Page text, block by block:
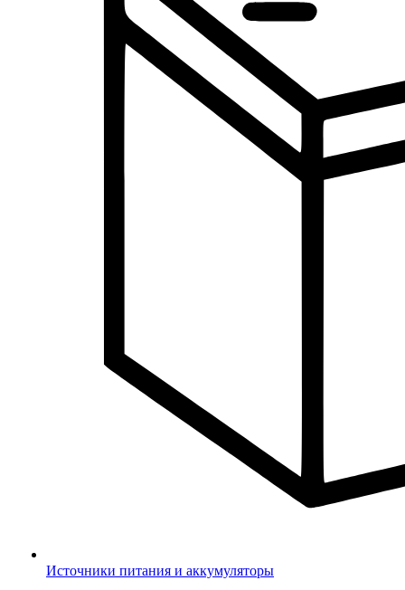
Источники питания и аккумуляторы